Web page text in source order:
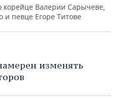
Валерии Сарычеве,
и певце Егоре Титове
изменять